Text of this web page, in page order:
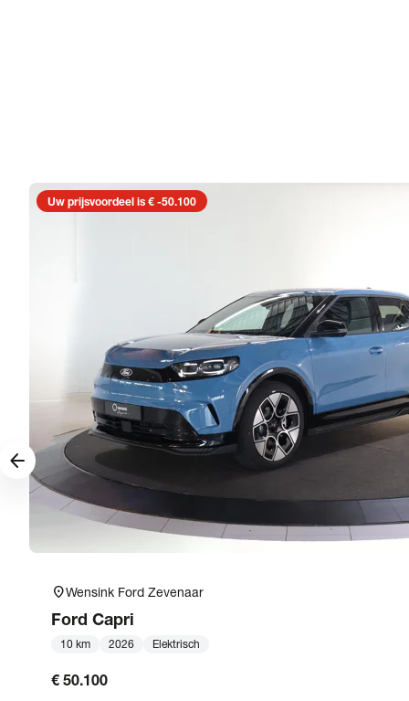
Uw prijsvoordeel is € -50.100
location_onWensink Ford Zevenaar
Ford Capri
10 km 2026 Elektrisch
€ 50.100
arrow_forward